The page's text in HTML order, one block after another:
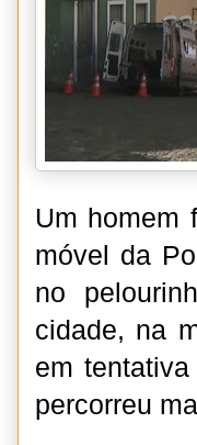
Um homem
móvel da
no
cidade, na
em
percorreu